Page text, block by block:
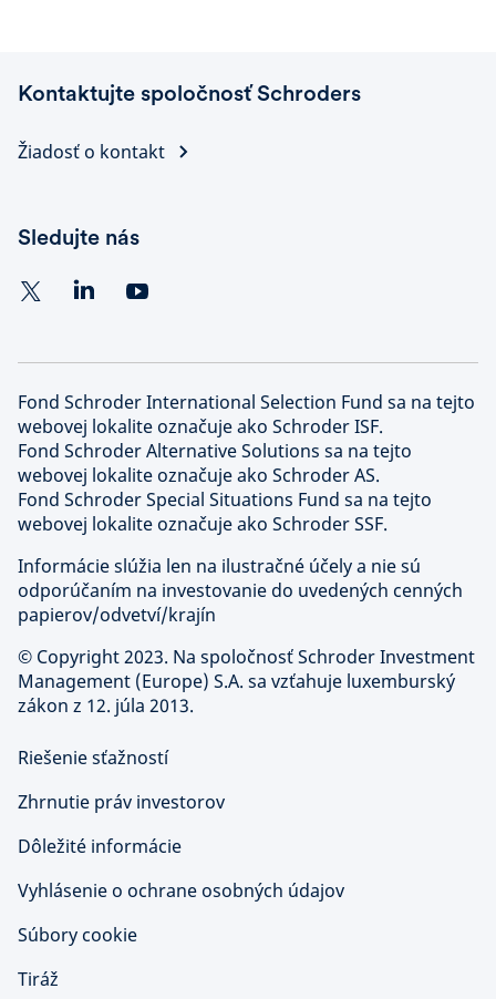
Kontaktujte spoločnosť Schroders
Žiadosť o kontakt
Sledujte nás
Fond Schroder International Selection Fund sa na tejto
webovej lokalite označuje ako Schroder ISF.
Fond Schroder Alternative Solutions sa na tejto
webovej lokalite označuje ako Schroder AS.
Fond Schroder Special Situations Fund sa na tejto
webovej lokalite označuje ako Schroder SSF.
Informácie slúžia len na ilustračné účely a nie sú
odporúčaním na investovanie do uvedených cenných
papierov/odvetví/krajín
© Copyright 2023. Na spoločnosť Schroder Investment
Management (Europe) S.A. sa vzťahuje luxemburský
zákon z 12. júla 2013.
Riešenie sťažností
Zhrnutie práv investorov
Dôležité informácie
Vyhlásenie o ochrane osobných údajov
Súbory cookie
Tiráž